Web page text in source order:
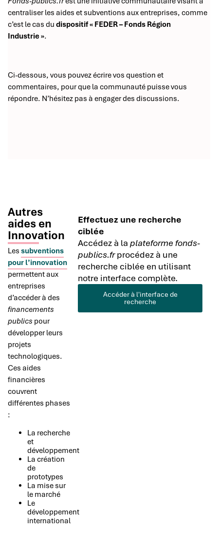
centraliser les aides et subventions aux entreprises, comme
c’est le cas du dispositif « FEDER – Fonds Région
Industrie ».
Ci-dessous, vous pouvez écrire vos question et
commentaires, pour que la communauté puisse vous
répondre. N’hésitez pas à engager des discussions.
Autres
aides en
Innovation
Les subventions
pour l’innovation
permettent aux
entreprises
d’accéder à des
financements
publics pour
développer leurs
projets
technologiques.
Ces aides
financières
couvrent
différentes phases
:
La recherche
et
développement
La création
de
prototypes
La mise sur
le marché
Le
développement
international
Effectuez une recherche
ciblée
Accédez à laplateforme fonds-
publics.frprocédez à une
recherche ciblée en utilisant
notre interface complète.
Accéder à l'interface de
recherche